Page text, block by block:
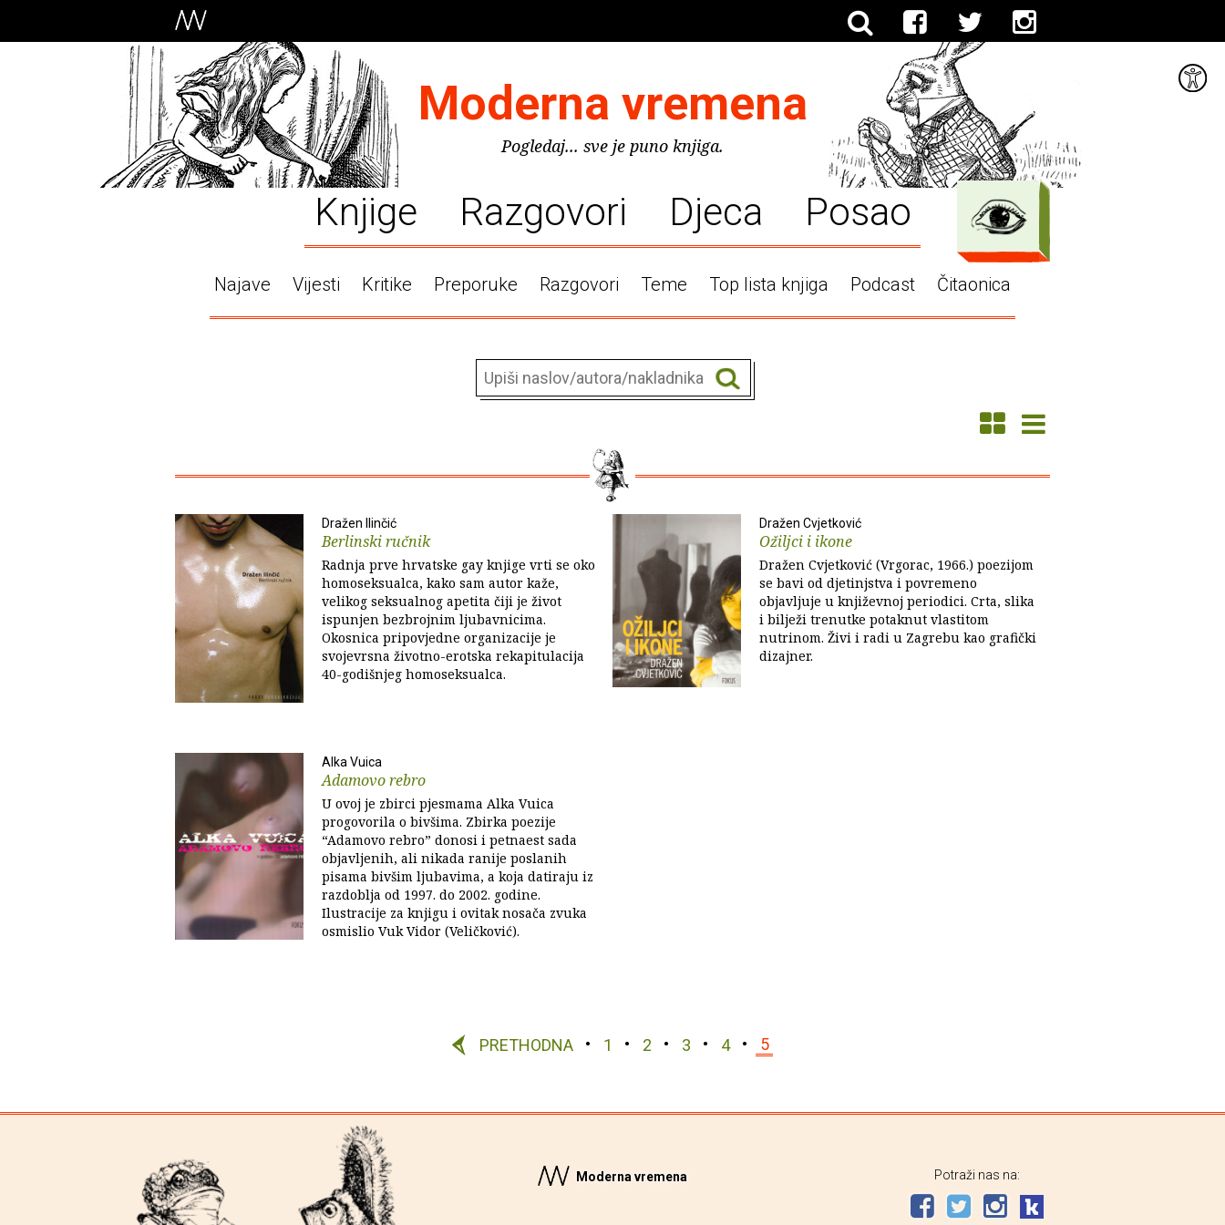
Moderna vremena
Pogledaj... sve je puno knjiga.
Knjige Razgovori Djeca Posao
Najave Vijesti Kritike Preporuke Razgovori Teme Top lista knjiga Podcast Čitaonica
Dražen Ilinčić
Berlinski ručnik
Radnja prve hrvatske gay knjige vrti se oko
homoseksualca, kako sam autor kaže,
velikog seksualnog apetita čiji je život
ispunjen bezbrojnim ljubavnicima.
Okosnica pripovjedne organizacije je
svojevrsna životno-erotska rekapitulacija
40-godišnjeg homoseksualca.
Dražen Cvjetković
Ožiljci i ikone
Dražen Cvjetković (Vrgorac, 1966.) poezijom
se bavi od djetinjstva i povremeno
objavljuje u književnoj periodici. Crta, slika
i bilježi trenutke potaknut vlastitom
nutrinom. Živi i radi u Zagrebu kao grafički
dizajner.
Alka Vuica
Adamovo rebro
U ovoj je zbirci pjesmama Alka Vuica
progovorila o bivšima. Zbirka poezije
“Adamovo rebro” donosi i petnaest sada
objavljenih, ali nikada ranije poslanih
pisama bivšim ljubavima, a koja datiraju iz
razdoblja od 1997. do 2002. godine.
Ilustracije za knjigu i ovitak nosača zvuka
osmislio Vuk Vidor (Veličković).
PRETHODNA 1 2 3 4 5
Moderna vremena Potraži nas na: